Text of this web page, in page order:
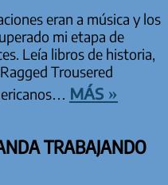
eran a música y los
mi etapa de
Leía libros de historia,
Trousered
más »
TRABAJANDO